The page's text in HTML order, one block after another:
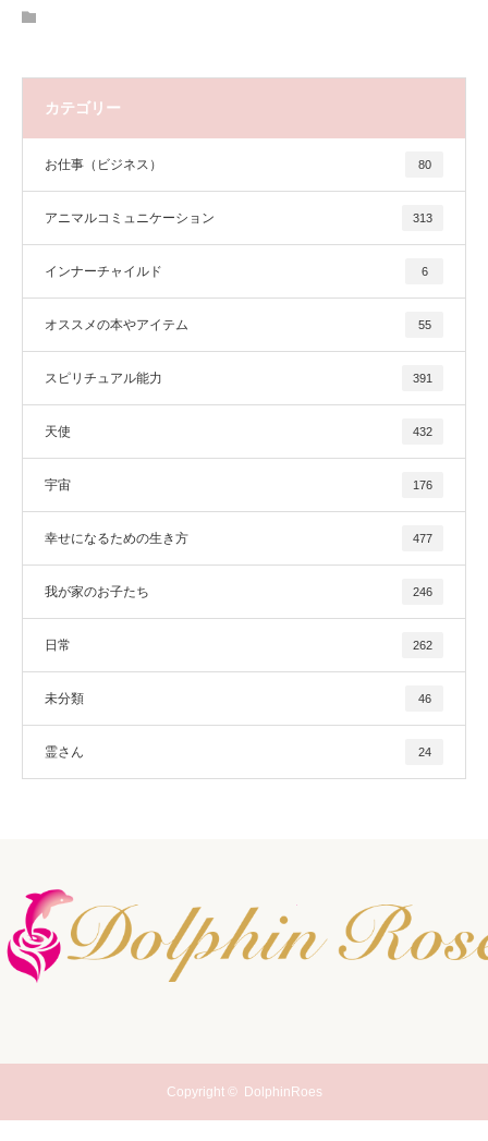
カテゴリー
お仕事（ビジネス） 80
アニマルコミュニケーション 313
インナーチャイルド 6
オススメの本やアイテム 55
スピリチュアル能力 391
天使 432
宇宙 176
幸せになるための生き方 477
我が家のお子たち 246
日常 262
未分類 46
霊さん 24
Copyright © DolphinRoes